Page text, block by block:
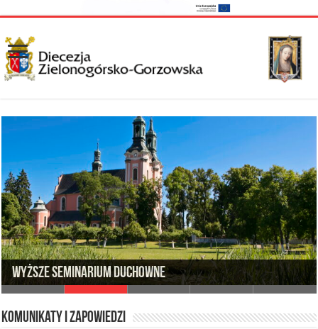
Wyższe Seminarium Duchowne
Komunikaty i zapowiedzi